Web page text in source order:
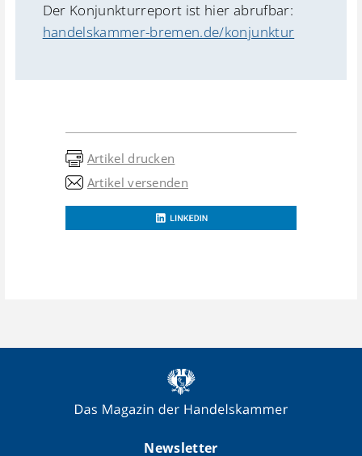
Der Konjunkturreport ist hier abrufbar:
handelskammer-bremen.de/konjunktur
Artikel drucken
Artikel versenden
Newsletter